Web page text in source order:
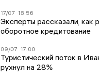
17/07 18:56
Эксперты рассказали, как
оборотное кредитование
09/07 17:00
Туристический поток в
рухнул на 28%